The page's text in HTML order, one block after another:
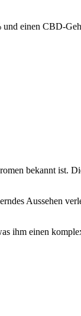
einen CBD-
bekannt ist.
Aussehen
ihm einen